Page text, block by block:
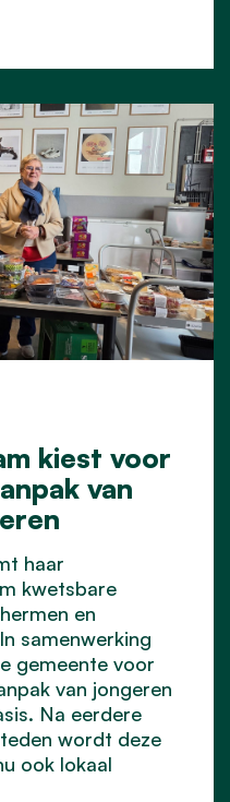
kiest voor
van
haar
kwetsbare
en
samenwerking
gemeente voor
van jongeren
Na eerdere
wordt deze
ook lokaal